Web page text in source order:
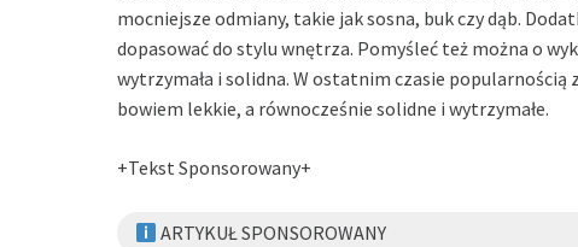
mocniejsze odmiany, takie jak sosna, buk czy dąb.
dopasować do stylu wnętrza. Pomyśleć też można o
wytrzymała i solidna. W ostatnim czasie popularnością
bowiem lekkie, a równocześnie solidne i wytrzymałe.
+Tekst Sponsorowany+
ARTYKUŁ SPONSOROWANY